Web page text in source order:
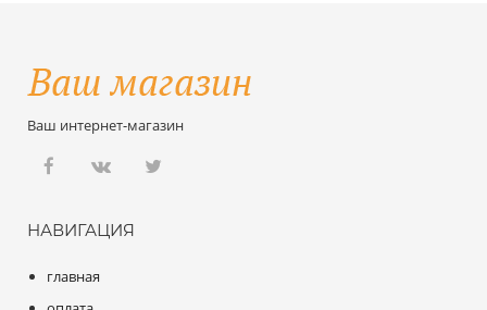
Ваш интернет-магазин
НАВИГАЦИЯ
главная